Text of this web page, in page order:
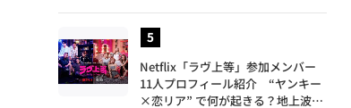
Netflix「ラヴ上等」参加メンバー
11人プロフィール紹介 “ヤンキー
×恋リア” で何が起きる？地上波で